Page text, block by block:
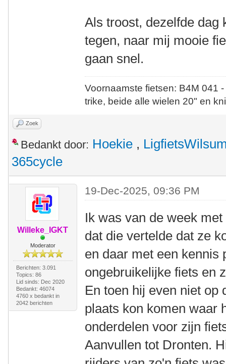
Als troost, dezelfde dag
tegen, naar mij mooie
gaan snel.
Voornaamste fietsen: B4M
trike, beide alle wielen 20" en
Zoek
Bedankt door: Hoekie ,
365cycle
Willeke_IGKT
Moderator
Berichten: 3.091
Topics: 86
Lid sinds: Dec 2020
Bedankt: 46074
4760 x bedankt in
2042 berichten
19-Dec-2025, 09:36 PM
Ik was van de week
dat die vertelde dat ze
en daar met een kennis
ongebruikelijke fiets en
En toen hij even niet op
plaats kon komen waar
onderdelen voor zijn
Aanvullen tot Dronten.